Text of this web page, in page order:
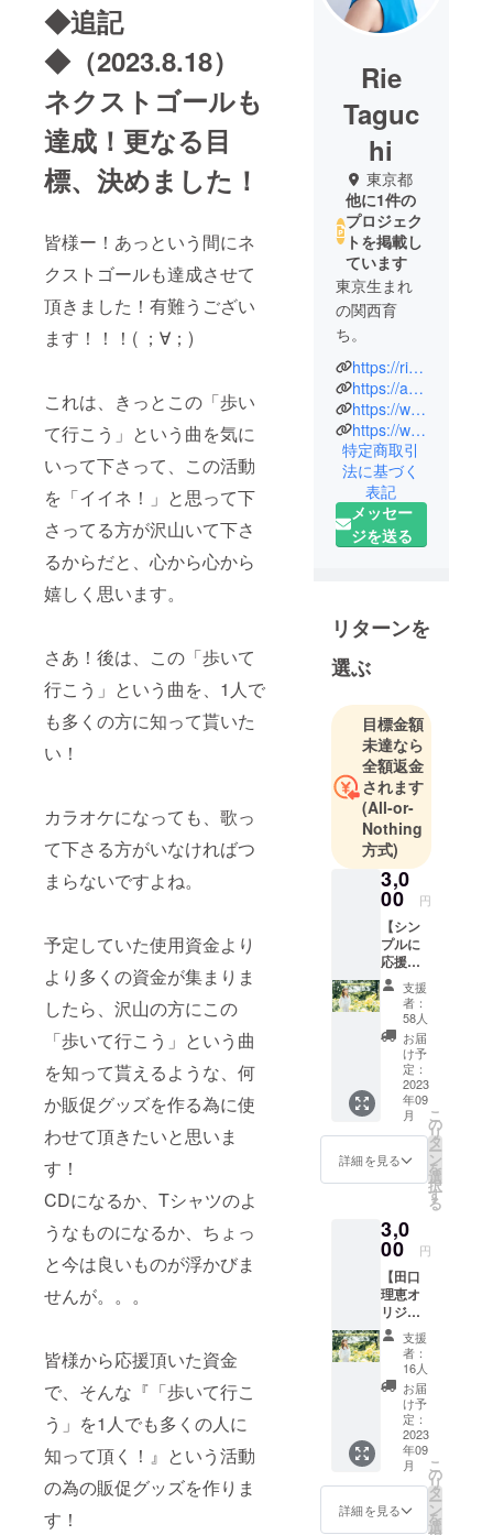
◆追記
◆（2023.8.18）
ネクストゴールも
達成！更なる目
標、決めました！
皆様ー！あっという間にネ
クストゴールも達成させて
頂きました！有難うござい
ます！！！( ；∀；)
これは、きっとこの「歩い
て行こう」という曲を気に
いって下さって、この活動
を「イイネ！」と思って下
さってる方が沢山いて下さ
るからだと、心から心から
嬉しく思います。
さあ！後は、この「歩いて
行こう」という曲を、1人で
も多くの方に知って貰いた
い！
カラオケになっても、歌っ
て下さる方がいなければつ
まらないですよね。
予定していた使用資金より
より多くの資金が集まりま
したら、沢山の方にこの
「歩いて行こう」という曲
を知って貰えるような、何
か販促グッズを作る為に使
わせて頂きたいと思いま
す！
CDになるか、Tシャツのよ
うなものになるか、ちょっ
と今は良いものが浮かびま
せんが。。。
皆様から応援頂いた資金
で、そんな『「歩いて行こ
う」を1人でも多くの人に
知って頂く！』という活動
の為の販促グッズを作りま
す！
Rie
Taguc
hi
東京都
他に1件の
プロジェク
トを掲載し
ています
東京生まれ
の関西育
ち。
4歳よりピア
ノを始め
る。7歳より
ヤマハJOC
にて作曲を
はじめ、ヤ
マハ楽譜出
版のオリジ
れる。各地
も参加。そ
頃から作曲
からは遠ざ
かる。武蔵
野音楽大学
ピアノ科卒
業。ラウン
ジピアニス
トとしての
演奏活動を
経た後、
JAZZと歌の
魅力に魅せ
られ2010年
よりジャズ
ボーカリス
トとして活
動を開始。
沢山のライ
ブをこなす
中「自分の
伝える曲を
作りたい」
と作曲を再
開。作詞も
担当。現
在、都内ラ
イブハウス
演。Jazzを
基本としな
がらも、そ
界観のオリ
https://riepihappymusic.wixsite.com/music
https://ameblo.jp/rie-taguchi/
https://www.facebook.com/rie.taguchi.10
https://www.instagram.com/rie_tag/
特定商取引
法に基づく
表記
メッセー
ジを送る
リターンを
選ぶ
目標金額
未達なら
全額返金
されます
(All-or-
Nothing
方式)
3,0
00 円
【シン
プルに
応援
コー
ス】 ■
田口理
恵から
心を込
めたお
礼の
メッ
セージ
をお送
りしま
す！
支援
者：
58人
お届
け予
定：
2023
年09
月
詳細を見る
こ
の
リ
タ
ー
ン
を
選
択
す
る
3,0
00 円
【田口
理恵オ
リジナ
ル卓上
カレン
ダー
コー
ス】 ■
田口理
恵オリ
ジナル
卓上カ
レン
ダー
2024年
支援
者：
16人
お届
け予
定：
2023
年09
月
詳細を見る
こ
の
リ
タ
ー
ン
を
選